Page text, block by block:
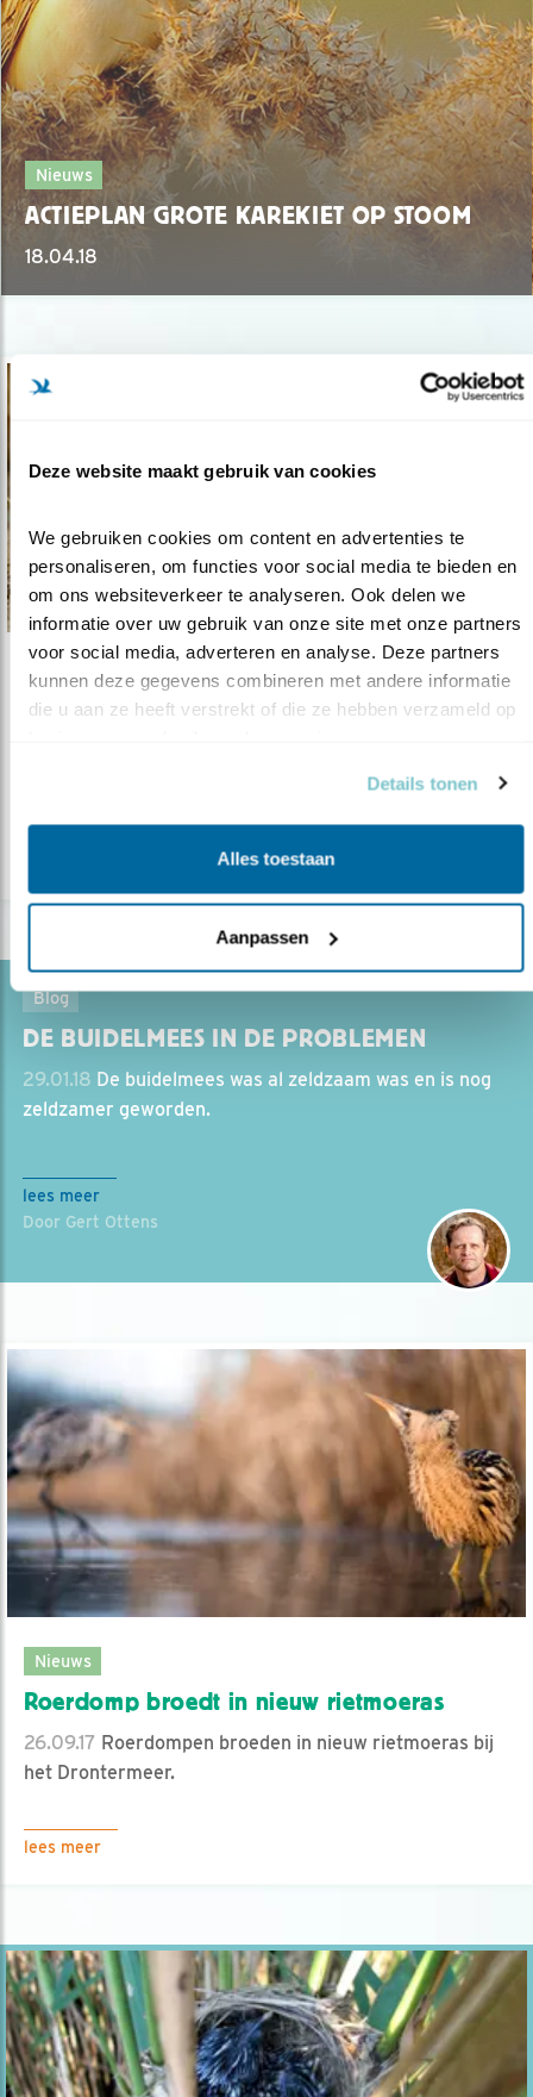
Deze website maakt gebruik van cookies
We gebruiken cookies om content en advertenties te
personaliseren, om functies voor social media te bieden en
om ons websiteverkeer te analyseren. Ook delen we
informatie over uw gebruik van onze site met onze partners
voor social media, adverteren en analyse. Deze partners
kunnen deze gegevens combineren met andere informatie
die u aan ze heeft verstrekt of die ze hebben verzameld op
Details tonen
Alles toestaan
Aanpassen
Nieuws
ACTIEPLAN GROTE KAREKIET OP STOOM
18.04.18
Nieuws
Wieden weer klaar voor roerdomp
Blog
DE BUIDELMEES IN DE PROBLEMEN
29.01.18 De buidelmees was al zeldzaam was en is nog
zeldzamer geworden.
lees meer
Door Gert Ottens
Nieuws
Roerdomp broedt in nieuw rietmoeras
26.09.17 Roerdompen broeden in nieuw rietmoeras bij
het Drontermeer.
lees meer